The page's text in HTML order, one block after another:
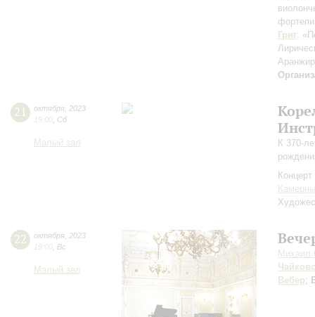
Григ:
21 октября 2023
19:00 Сб
Малый зал
К 370-
22 октября 2023
19:00 Вс
Малый зал
Михаил
Вебер;